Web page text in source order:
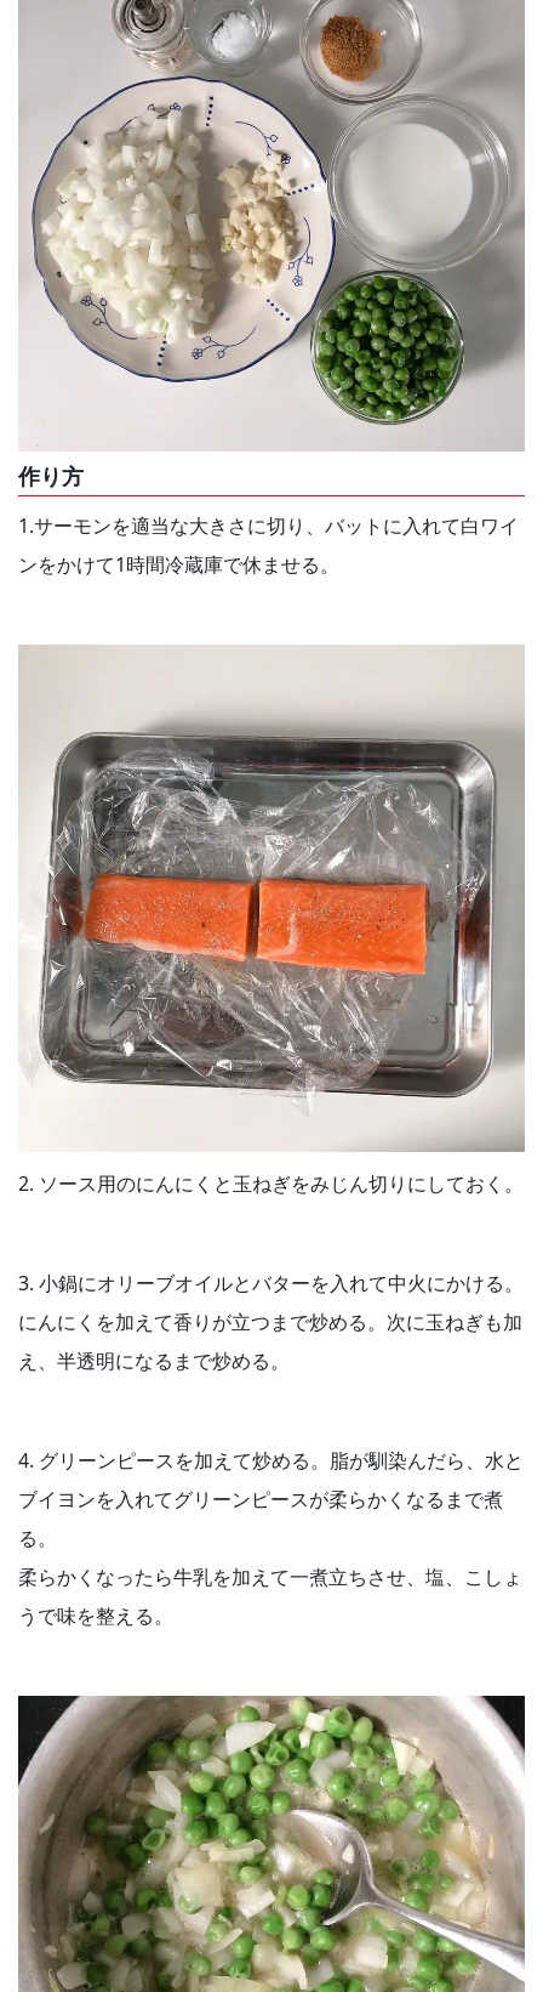
作り方
1.サーモンを適当な大きさに切り、バットに入れて白ワイ
ンをかけて1時間冷蔵庫で休ませる。
2. ソース用のにんにくと玉ねぎをみじん切りにしておく。
3. 小鍋にオリーブオイルとバターを入れて中火にかける。
にんにくを加えて香りが立つまで炒める。次に玉ねぎも加
え、半透明になるまで炒める。
4. グリーンピースを加えて炒める。脂が馴染んだら、水と
ブイヨンを入れてグリーンピースが柔らかくなるまで煮
る。
柔らかくなったら牛乳を加えて一煮立ちさせ、塩、こしょ
うで味を整える。